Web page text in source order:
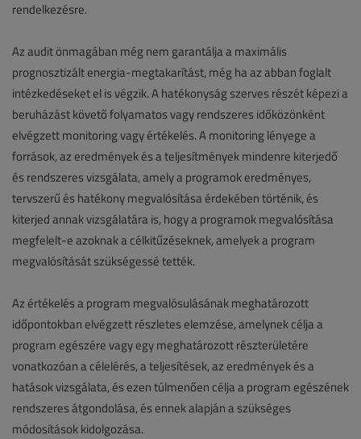
rendelkezésre.
Az audit önmagában még nem garantálja a maximális
prognosztizált energia-megtakarítást, még ha az abban foglalt
intézkedéseket el is végzik. A hatékonyság szerves részét képezi a
beruházást követő folyamatos vagy rendszeres időközönként
elvégzett monitoring vagy értékelés. A monitoring lényege a
források, az eredmények és a teljesítmények mindenre kiterjedő
és rendszeres vizsgálata, amely a programok eredményes,
tervszerű és hatékony megvalósítása érdekében történik, és
kiterjed annak vizsgálatára is, hogy a programok megvalósítása
megfelelt-e azoknak a célkitűzéseknek, amelyek a program
megvalósítását szükségessé tették.
Az értékelés a program megvalósulásának meghatározott
időpontokban elvégzett részletes elemzése, amelynek célja a
program egészére vagy egy meghatározott részterületére
vonatkozóan a célelérés, a teljesítések, az eredmények és a
hatások vizsgálata, és ezen túlmenően célja a program egészének
rendszeres átgondolása, és ennek alapján a szükséges
módosítások kidolgozása.